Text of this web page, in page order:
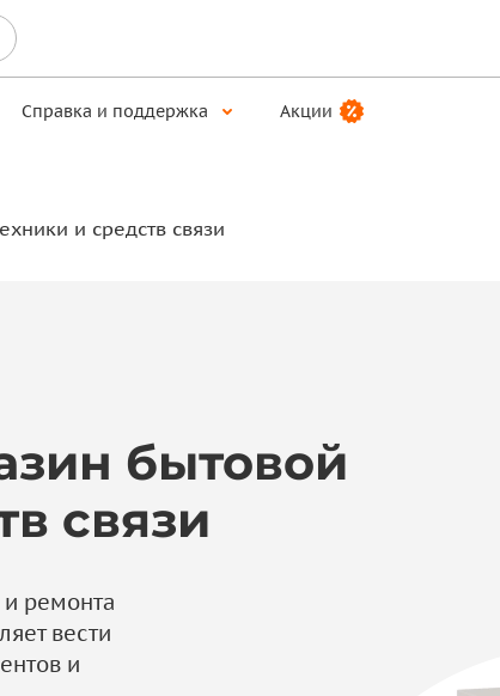
Справка и поддержка Акции
и средств связи
бытовой
связи
ремонта
вести
и